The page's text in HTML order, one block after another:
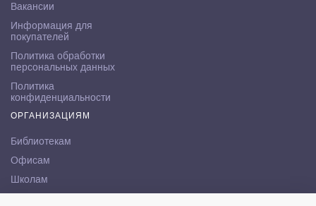
Вакансии
Информация для
покупателей
Политика обработки
персональных данных
Политика
конфиденциальности
ОРГАНИЗАЦИЯМ
Библиотекам
Офисам
Школам